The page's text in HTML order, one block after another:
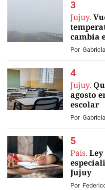
Jujuy.
cambia
Por
Jujuy.
agosto
escolar
Por
País.
Jujuy
Por